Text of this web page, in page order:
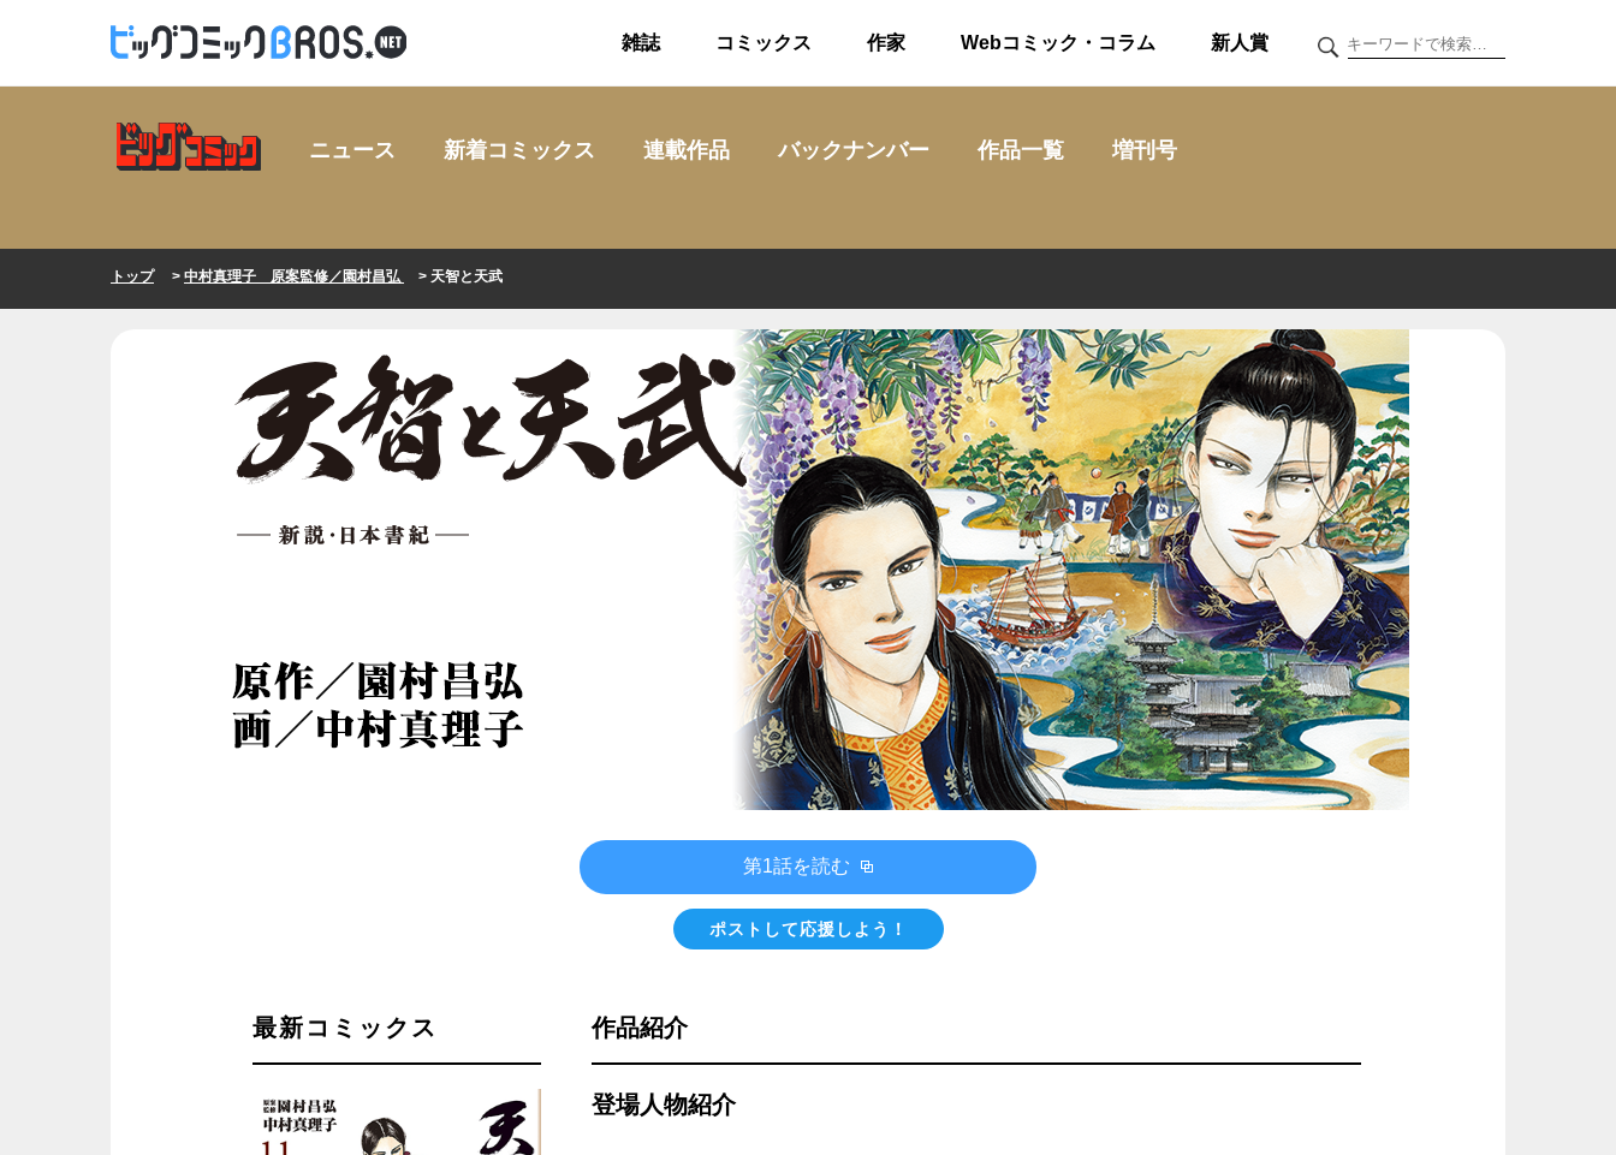
雑誌 コミックス 作家 Webコミック・コラム 新人賞
ニュース 新着コミックス 連載作品 バックナンバー 作品一覧 増刊号
トップ> 中村真理子 原案監修／園村昌弘 > 天智と天武
第1話を読む
ポストして応援しよう！
最新コミックス 作品紹介
登場人物紹介